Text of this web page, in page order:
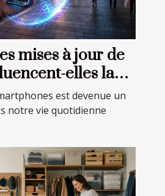
mises à jour de
elles la
des
?
est devenue un
notre vie quotidienne